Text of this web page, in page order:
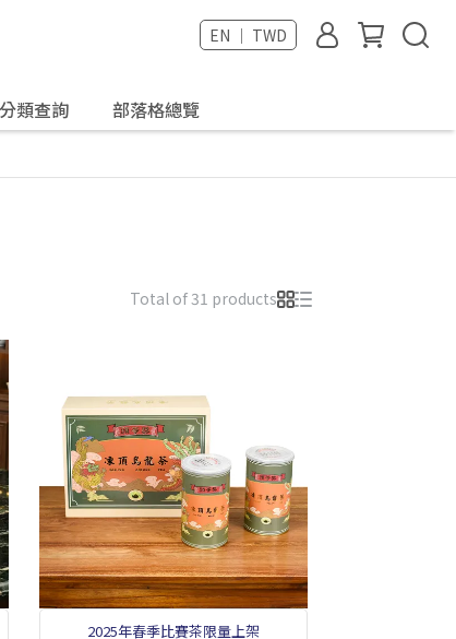
EN ｜ TWD
類查詢 部落格總覽
Total of 31 products
2025年春季比賽茶限量上架